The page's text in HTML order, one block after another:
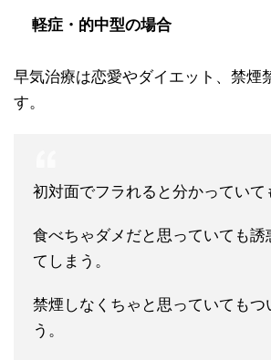
軽症・的中型の場合
早気治療は恋愛やダイエット、禁煙
す。
初対面でフラれると分かっていて
食べちゃダメだと思っていても誘
てしまう。
禁煙しなくちゃと思っていてもつ
う。